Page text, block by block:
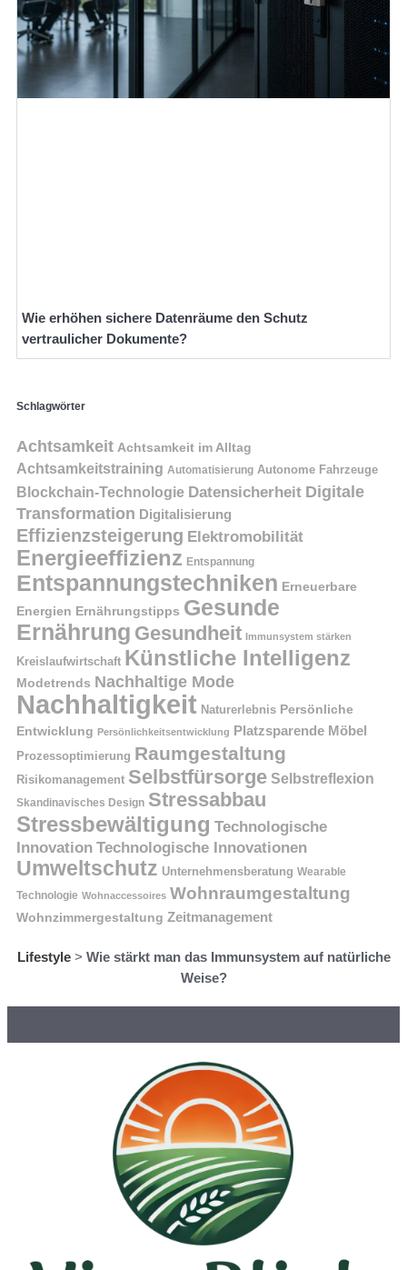
Wie erhöhen sichere Datenräume den Schutz
vertraulicher Dokumente?
Schlagwörter
Achtsamkeit Achtsamkeit im Alltag
Achtsamkeitstraining Automatisierung Autonome Fahrzeuge
Blockchain-Technologie Datensicherheit Digitale
Transformation Digitalisierung
Effizienzsteigerung Elektromobilität
Energieeffizienz Entspannung
Entspannungstechniken Erneuerbare
Energien Ernährungstipps Gesunde
Ernährung Gesundheit Immunsystem stärken
Kreislaufwirtschaft Künstliche Intelligenz
Modetrends Nachhaltige Mode
Nachhaltigkeit Naturerlebnis Persönliche
Entwicklung Persönlichkeitsentwicklung Platzsparende Möbel
Prozessoptimierung Raumgestaltung
Risikomanagement Selbstfürsorge Selbstreflexion
Skandinavisches Design Stressabbau
Stressbewältigung Technologische
Innovation Technologische Innovationen
Umweltschutz Unternehmensberatung Wearable
Technologie Wohnaccessoires Wohnraumgestaltung
Wohnzimmergestaltung Zeitmanagement
Lifestyle> Wie stärkt man das Immunsystem auf natürliche
Weise?